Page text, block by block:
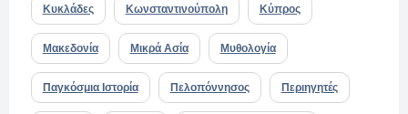
Κυκλάδες Κωνσταντινούπολη Κύπρος
Μακεδονία Μικρά Ασία Μυθολογία
Παγκόσμια Ιστορία Πελοπόννησος Περιηγητές